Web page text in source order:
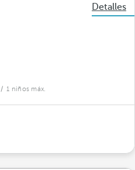
Detalles
/ 1 niños máx.